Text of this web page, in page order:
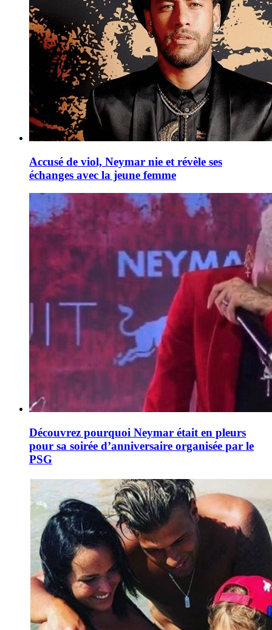
Accusé de viol, Neymar nie et révèle ses
échanges avec la jeune femme
Découvrez pourquoi Neymar était en pleurs
pour sa soirée d’anniversaire organisée par le
PSG